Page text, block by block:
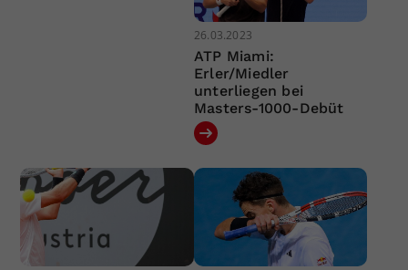
26.03.2023
ATP Miami:
Erler/Miedler
unterliegen bei
Masters-1000-Debüt